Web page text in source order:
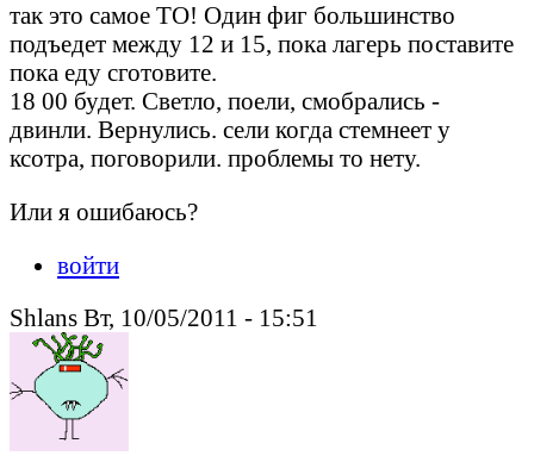
так это самое ТО! Один фиг большинство
подъедет между 12 и 15, пока лагерь поставите
пока еду сготовите.
18 00 будет. Светло, поели, смобрались -
двинли. Вернулись. сели когда стемнеет у
ксотра, поговорили. проблемы то нету.
Или я ошибаюсь?
войти
Shlans Вт, 10/05/2011 - 15:51